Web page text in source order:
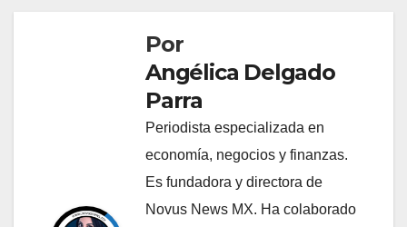
Por
Angélica Delgado
Parra
Periodista especializada en
economía, negocios y finanzas.
Es fundadora y directora de
Novus News MX. Ha colaborado